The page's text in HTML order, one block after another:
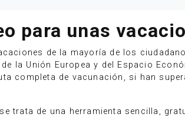
para unas
de la mayoría de los
la Unión Europea y del Espacio
completa de vacunación, si han
trata de una herramienta sencilla,